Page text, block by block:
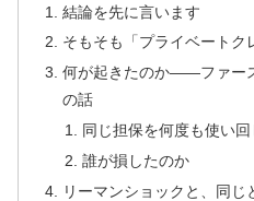
結論を先に言います
そもそも「プライベートク
何が起きたのか――ファー
の話
同じ担保を何度も使い
誰が損したのか
リーマンショックと、同じ